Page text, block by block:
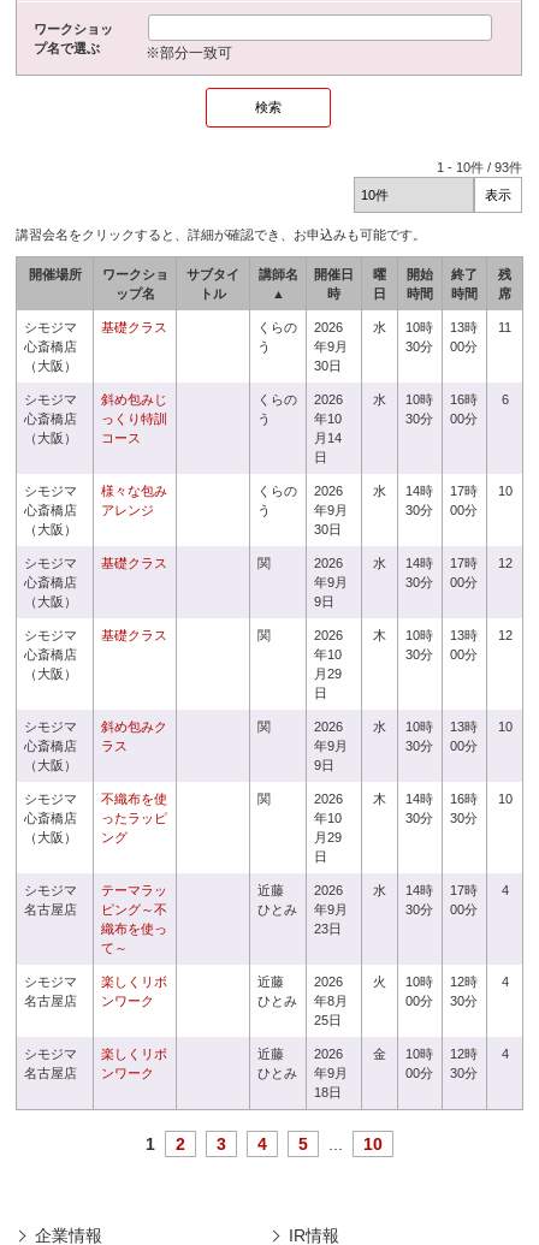
ワークショッ
プ名で選ぶ
※部分一致可
1 - 10件 /93件
講習会名をクリックすると、詳細が確認でき、お申込みも可能です。
開催場所
ワークショ
ップ名
サブタイ
トル
講師名
▲
開催日
時
曜
日
開始
時間
終了
時間
残
席
シモジマ
心斎橋店
（大阪）
基礎クラス
くらの
う
2026
年9月
30日
水
10時
30分
13時
00分
11
シモジマ
心斎橋店
（大阪）
斜め包みじ
っくり特訓
コース
くらの
う
2026
年10
月14
日
水
10時
30分
16時
00分
6
シモジマ
心斎橋店
（大阪）
様々な包み
アレンジ
くらの
う
2026
年9月
30日
水
14時
30分
17時
00分
10
シモジマ
心斎橋店
（大阪）
基礎クラス 関
2026
年9月
9日
水
14時
30分
17時
00分
12
シモジマ
心斎橋店
（大阪）
基礎クラス 関
2026
年10
月29
日
木
10時
30分
13時
00分
12
シモジマ
心斎橋店
（大阪）
斜め包みク
ラス
関
2026
年9月
9日
水
10時
30分
13時
00分
10
シモジマ
心斎橋店
（大阪）
不織布を使
ったラッピ
ング
関
2026
年10
月29
日
木
14時
30分
16時
30分
10
シモジマ
名古屋店
テーマラッ
ピング～不
織布を使っ
て～
近藤
ひとみ
2026
年9月
23日
水
14時
30分
17時
00分
4
シモジマ
名古屋店
楽しくリボ
ンワーク
近藤
ひとみ
2026
年8月
25日
火
10時
00分
12時
30分
4
シモジマ
名古屋店
楽しくリボ
ンワーク
近藤
ひとみ
2026
年9月
18日
金
10時
00分
12時
30分
4
1 2 3 4 5 10
企業情報 IR情報